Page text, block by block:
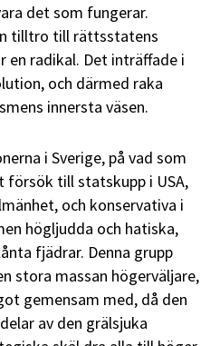
det som fungerar.
tilltro till rättsstatens
en radikal. Det inträffade i
och därmed raka
innersta väsen.
i Sverige, på vad som
försök till statskupp i USA,
och konservativa i
högljudda och hatiska,
fjädrar. Denna grupp
stora massan högerväljare,
gemensam med, då den
av den grälsjuka